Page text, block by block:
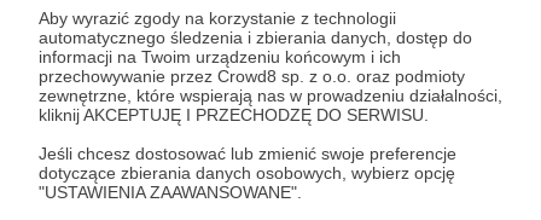
Aby wyrazić zgody na korzystanie z technologii
automatycznego śledzenia i zbierania danych, dostęp do
informacji na Twoim urządzeniu końcowym i ich
przechowywanie przez Crowd8 sp. z o.o. oraz podmioty
zewnętrzne, które wspierają nas w prowadzeniu działalności,
kliknij AKCEPTUJĘ I PRZECHODZĘ DO SERWISU.
Jeśli chcesz dostosować lub zmienić swoje preferencje
dotyczące zbierania danych osobowych, wybierz opcję
"USTAWIENIA ZAAWANSOWANE".
Czy na pewno chcesz kontynuować?
Tak, przejdź do strony